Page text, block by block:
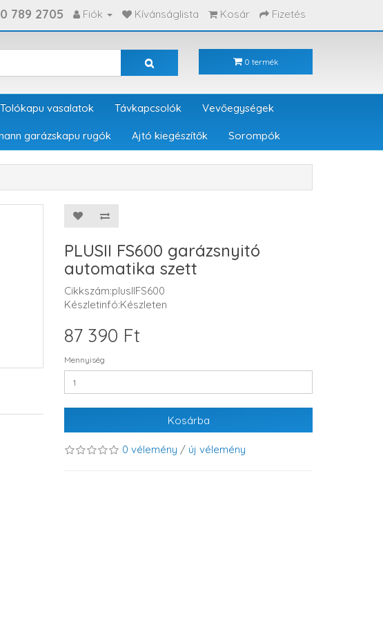
789 2705 Fiók Kívánságlista Kosár Fizetés
0 termék
vasalatok Távkapcsolók Vevőegységek
garázskapu rugók Ajtó kiegészítők Sorompók
PLUSII FS600 garázsnyitó
automatika szett
Cikkszám:plusIIFS600
Készletinfó:Készleten
87 390 Ft
Mennyiség
Kosárba
0 vélemény / új vélemény